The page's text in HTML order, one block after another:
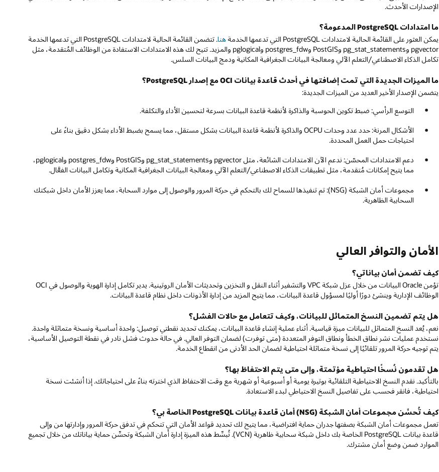
الإصدارات الأحدث.
ما امتدادات PostgreSQL المدعومة؟
يمكن العثور على القائمة الحالية لامتدادات PostgreSQL التي تدعمها الخدمة
هنا
. تتضمن القائمة الحالية لامتدادات PostgreSQL التي تدعمها الخدمة
pgvector وpg_stat_statements وPostGIS وpostgres_fdw وpglogical والمزيد. تتيح لك هذه الامتدادات الاستفادة من الوظائف المُتقدمة، مثل
تكامل الذكاء الاصطناعي/التعلم الآلي ومعالجة البيانات الجغرافية المكانية ودمج البيانات السلس.
ما الميزات الجديدة التي تمت إضافتها في أحدث قاعدة بيانات OCI مع إصدار PostgreSQL؟
يتضمن الإصدار الأخير العديد من الميزات الجديدة:
التوسع الرأسي: ضبط تكوين الحوسبة والذاكرة لأنظمة قاعدة البيانات بسرعة لتحسين الأداء والتكلفة.
الأشكال المرنة: حدد عدد وحدات OCPU والذاكرة لأنظمة قاعدة البيانات بشكل مستقل، مما يسمح بضبط الأداء بشكل دقيق بناءً على
احتياجات حمل العمل المحددة.
دعم الامتدادات المحسّن: ندعم الآن الامتدادات الشائعة، مثل pgvector وpg_stat_statements وPostGIS وpostgres_fdw وpglogical،
مما يتيح إمكانات مُتقدمة، مثل تطبيقات الذكاء الاصطناعي/التعلم الآلي ومعالجة البيانات الجغرافية المكانية وتكامل البيانات الفعَّال.
مجموعات أمان الشبكة (NSG): تم تنفيذها للسماح لك بالتحكم في حركة المرور والوصول إلى موارد السحابة، مما يعزز الأمان داخل شبكتك
السحابية الظاهرية.
الأمان والتوافر العالي
كيف تضمن أمان بياناتي؟
تؤمن Oracle البيانات من خلال عزل شبكة VPC والتشفير أثناء النقل و التخزين وتحديثات الأمان الروتينية. يدير تكامل إدارة الهوية والوصول في OCI
الوظائف الإدارية وينشئ دورًا أوليًا لمسؤول قاعدة البيانات، مما يتيح المزيد من إدارة الأذونات داخل نظام قاعدة البيانات.
هل يتم تضمين النسخ المتماثل للبيانات، وكيف تتعامل مع حالات الفشل؟
نعم، يُعد النسخ المتماثل للبيانات ميزة قياسية. أثناء عملية إنشاء قاعدة البيانات، يمكنك تحديد نقطتي توصيل: واحدة أساسية ونسخة متماثلة واحدة.
نستخدم عمليات نشر نطاق الخطأ ونطاق التوفر المتعددة (متى توفرت) لضمان التوفر العالي. في حالة حدوث فشل نادر في نقطة التوصيل الأساسية،
يتم توجيه حركة المرور تلقائيًا إلى نسخة متماثلة احتياطية لضمان الحد الأدنى من انقطاع الخدمة.
هل تقدمون نُسخًا احتياطية مؤتمتة، وإلى متى يتم الاحتفاظ بها؟
بالتأكيد. نقدم النسخ الاحتياطية التلقائية بوتيرة يومية أو أسبوعية أو شهرية مع وقت الاحتفاظ الذي اخترته بناءً على احتياجاتك. إذا أنشئت نسخة
احتياطية، فانقر فحسب على تفاصيل النسخ الاحتياطي لبدء الاستعادة.
كيف تُحسِّن مجموعات أمان الشبكة (NSG) أمان قاعدة بيانات PostgreSQL الخاصة بي؟
تعمل مجموعات أمان الشبكة بصفتها جدران حماية افتراضية، مما يتيح لك تحديد قواعد الأمان التي تتحكم في تدفق حركة المرور وإدارتها من وإلى
قاعدة بيانات PostgreSQL الخاصة بك داخل شبكة سحابية ظاهرية (VCN). تُبسِّط هذه الميزة إدارة أمان الشبكة وتحسِّن حماية بياناتك من خلال تجميع
الموارد ضمن وضع أمان مشترك.